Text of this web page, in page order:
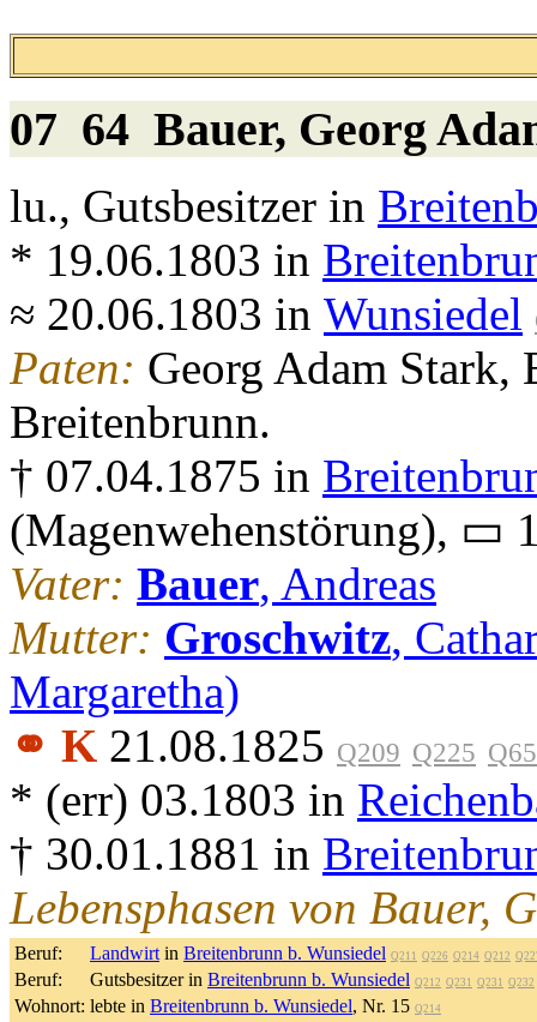
07 64 Bauer, Georg
lu., Gutsbesitzer in
* 19.06.1803 in
≈ 20.06.1803 in Wunsiedel
Paten: Georg Adam Stark,
Breitenbrunn.
† 07.04.1875 in
(Magenwehenstörung), ▭
Vater: Bauer, Andreas
Mutter: Groschwitz,
Margaretha)
⚭ K 21.08.1825 Q209 Q225 Q65
* (err) 03.1803 in
† 30.01.1881 in
Lebensphasen von Bauer,
Beruf: Landwirtin Breitenbrunn b. Wunsiedel Q211 Q226 Q214 Q212
Beruf: Gutsbesitzer in Breitenbrunn b. Wunsiedel Q212 Q231 Q231 Q232
Wohnort: lebte in Breitenbrunn b. Wunsiedel, Nr. 15 Q214